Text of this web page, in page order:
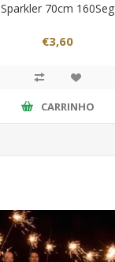
Sparkler 70cm 160Seg
€3,60
CARRINHO